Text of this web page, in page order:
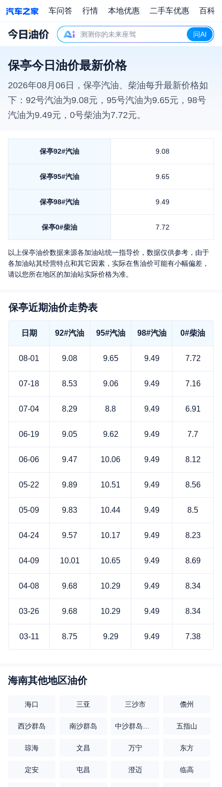
车问答 行情 本地优惠 二手车优惠 百科
测测你的未来座驾 问AI
保亭今日油价最新价格
2026年08月06日 ， 保亭汽油、柴油每升最新价格如
下：92号汽油为9.08元，95号汽油为9.65元，98号
汽油为9.49元，0号柴油为7.72元。
保亭92#汽油 9.08
保亭95#汽油 9.65
保亭98#汽油 9.49
保亭0#柴油 7.72
以上保亭油价数据来源各加油站统一指导价，数据仅供参考，由于
各加油站其经营特点和其它因素，实际在售油价可能有小幅偏差，
请以您所在地区的加油站实际价格为准。
保亭近期油价走势表
日期 92#汽油 95#汽油 98#汽油 0#柴油
08-01 9.08 9.65 9.49 7.72
07-18 8.53 9.06 9.49 7.16
07-04 8.29 8.8 9.49 6.91
06-19 9.05 9.62 9.49 7.7
06-06 9.47 10.06 9.49 8.12
05-22 9.89 10.51 9.49 8.56
05-09 9.83 10.44 9.49 8.5
04-24 9.57 10.17 9.49 8.23
04-09 10.01 10.65 9.49 8.69
04-08 9.68 10.29 9.49 8.34
03-26 9.68 10.29 9.49 8.34
03-11 8.75 9.29 9.49 7.38
海南其他地区油价
海口 三亚 三沙市 儋州
西沙群岛 南沙群岛 五指山
琼海 文昌 万宁 东方
定安 屯昌 澄迈 临高